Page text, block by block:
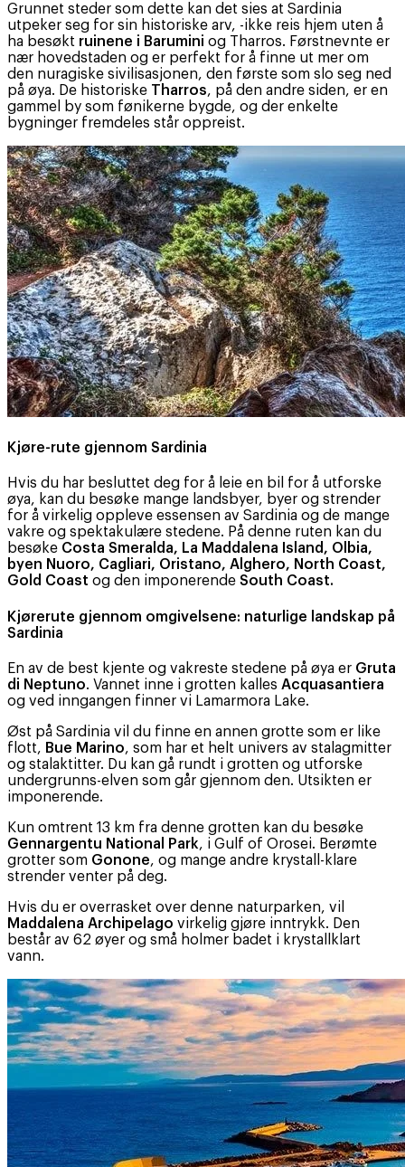
Grunnet steder som dette kan det sies at Sardinia
utpeker seg for sin historiske arv, -ikke reis hjem uten å
ha besøkt ruinene i Barumini og Tharros. Førstnevnte er
nær hovedstaden og er perfekt for å finne ut mer om
den nuragiske sivilisasjonen, den første som slo seg ned
på øya. De historiske Tharros, på den andre siden, er en
gammel by som fønikerne bygde, og der enkelte
bygninger fremdeles står oppreist.
Kjøre-rute gjennom Sardinia
Hvis du har besluttet deg for å leie en bil for å utforske
øya, kan du besøke mange landsbyer, byer og strender
for å virkelig oppleve essensen av Sardinia og de mange
vakre og spektakulære stedene. På denne ruten kan du
besøke Costa Smeralda, La Maddalena Island, Olbia,
byen Nuoro, Cagliari, Oristano, Alghero, North Coast,
Gold Coast og den imponerende South Coast.
Kjørerute gjennom omgivelsene: naturlige landskap på
Sardinia
En av de best kjente og vakreste stedene på øya er Gruta
di Neptuno. Vannet inne i grotten kalles Acquasantiera
og ved inngangen finner vi Lamarmora Lake.
Øst på Sardinia vil du finne en annen grotte som er like
flott, Bue Marino, som har et helt univers av stalagmitter
og stalaktitter. Du kan gå rundt i grotten og utforske
undergrunns-elven som går gjennom den. Utsikten er
imponerende.
Kun omtrent 13 km fra denne grotten kan du besøke
Gennargentu National Park, i Gulf of Orosei. Berømte
grotter som Gonone, og mange andre krystall-klare
strender venter på deg.
Hvis du er overrasket over denne naturparken, vil
Maddalena Archipelago virkelig gjøre inntrykk. Den
består av 62 øyer og små holmer badet i krystallklart
vann.